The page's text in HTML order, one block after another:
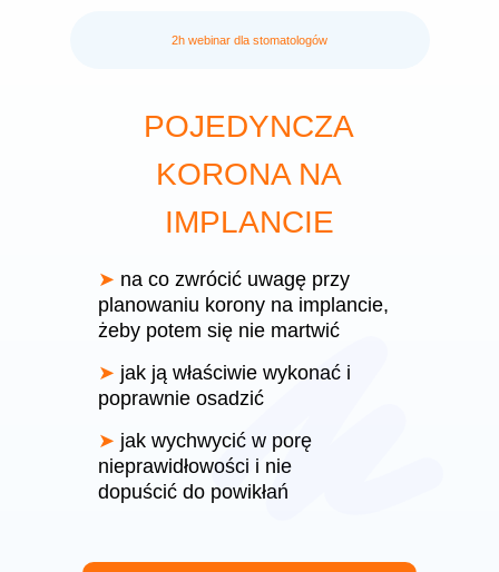
POJEDYNCZA
KORONA NA
IMPLANCIE
➤ na co zwrócić uwagę przy
planowaniu korony na implancie,
żeby potem się nie martwić
➤ jak ją właściwie wykonać i
poprawnie osadzić
➤ jak wychwycić w porę
nieprawidłowości i nie
dopuścić do powikłań
2h webinar dla stomatologów